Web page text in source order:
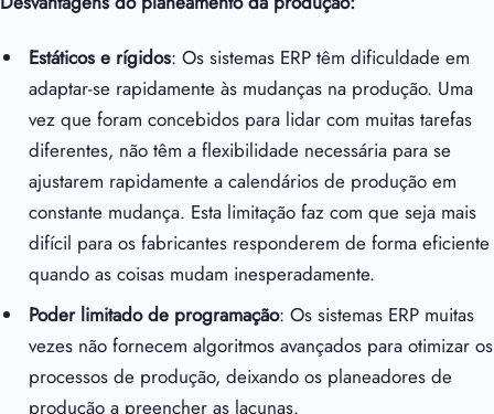
Estáticos e rígidos: Os sistemas ERP têm dificuldade em
adaptar-se rapidamente às mudanças na produção. Uma
vez que foram concebidos para lidar com muitas tarefas
diferentes, não têm a flexibilidade necessária para se
ajustarem rapidamente a calendários de produção em
constante mudança. Esta limitação faz com que seja mais
difícil para os fabricantes responderem de forma eficiente
quando as coisas mudam inesperadamente.
Poder limitado de programação: Os sistemas ERP muitas
vezes não fornecem algoritmos avançados para otimizar os
processos de produção, deixando os planeadores de
produção a preencher as lacunas.